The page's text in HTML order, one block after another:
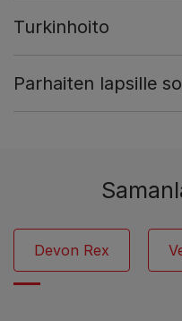
Turkinhoito
Parhaiten lapsille
Devon Rex